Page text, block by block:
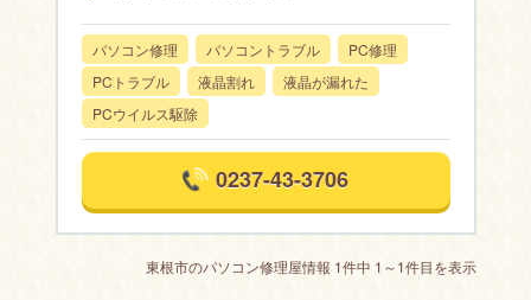
パソコン修理 パソコントラブル
PC修理
PCトラブル
液晶割れ
液晶が漏れた
PCウイルス駆除
0237-43-3706
東根市のパソコン修理屋情報 1件中 1～1件目を表示